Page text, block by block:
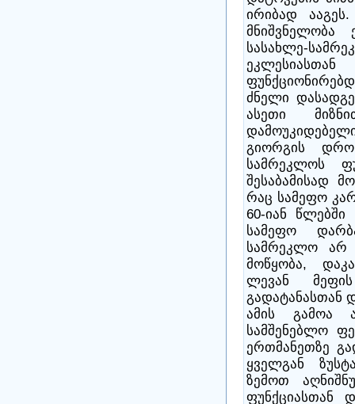
ირიბად
მნიშვნელობა
სასახლე-
ძნელი
ასეთი
გიორგის
სამრეკლოს
შესაბამისად
რაც სამეფო
60-იან
სამეფო
სამრეკლო არ
მოწყობა,
ლევან
გადატანასთან
ამის გამოა
სამშენებლო
ერთმანეთზე
ყველგან
ზემოთ
ფუნქციასთან